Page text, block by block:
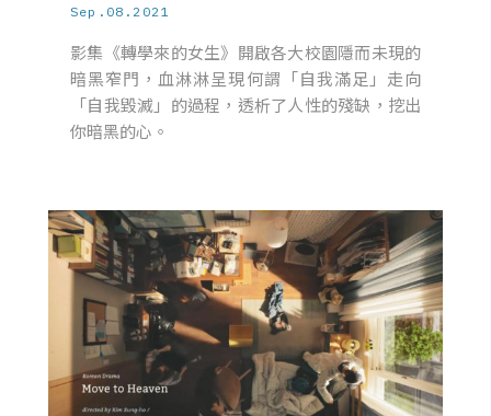
Sep.08.2021
影集《轉學來的女生》開啟各大校園隱而未現的
暗黑窄門，血淋淋呈現何謂「自我滿足」走向
「自我毀滅」的過程，透析了人性的殘缺，挖出
你暗黑的心。